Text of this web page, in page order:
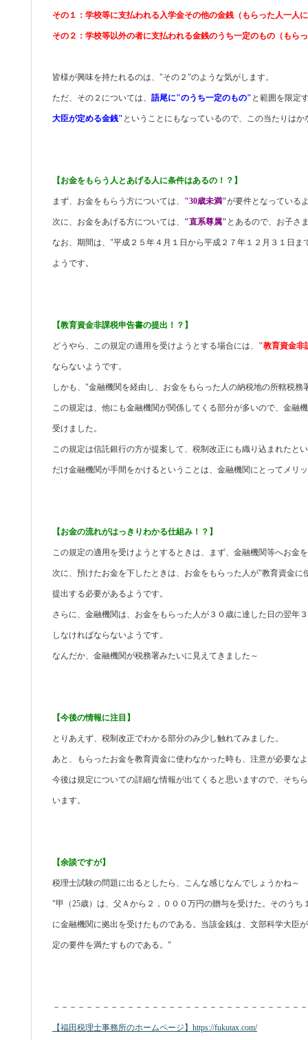
その１：学校等に支払われる入学金その他の金銭（もらった人一人
その２：学校等以外の者に支払われる金銭のうち一定のもの（もら
皆様が興味を持たれるのは、"その２"のような気がします。
ただ、その２については、 語尾に"のうち一定のもの" と範囲を限定
大臣が定める金銭" ということにもなっているので、この当たりは
【お金をもらう人とあげる人に条件はあるの！？】
まず、お金をもらう方については、 "30歳未満"が要件となっている
次に、お金をあげる方については、 "直系尊属" とあるので、お子さ
なお、期間は、"平成２５年４月１日から平成２７年１２月３１日
ようです。
【教育資金非課税申告書の提出！？】
どうやら、この規定の適用を受けようとする場合には、 "教育資金非
ならないようです。
しかも、"金融機関を経由し、お金をもらった人の納税地の所轄税務
この規定は、他にも金融機関が関係してくる部分が多いので、金融
受けました。
この規定は信託銀行の方が提案して、税制改正にも織り込まれたと
だけ金融機関が手間をかけるということは、金融機関にとってメリ
【お金の流れがはっきりわかる仕組み！？】
この規定の適用を受けようとするときは、まず、金融機関等へお金
次に、預けたお金を下したときは、お金をもらった人が"教育資金
提出する必要があるようです。
さらに、金融機関は、お金をもらった人が３０歳に達した日の翌年
しなければならないようです。
なんだか、金融機関が税務署みたいに見えてきました～
【今後の情報に注目】
とりあえず、税制改正でわかる部分のみ少し触れてみました。
あと、もらったお金を教育資金に使わなかった時も、注意が必要な
今後は規定についての詳細な情報が出てくると思いますので、そち
います。
【余談ですが】
税理士試験の問題に出るとしたら、こんな感じなんでしょうかね～
"甲（25歳）は、父Ａから２，０００万円の贈与を受けた。そのう
に金融機関に拠出を受けたものである。当該金銭は、文部科学大臣
定の要件を満たすものである。"
－－－－－－－－－－－－－－－－－－－－－－－－－－－－－－
【福田税理士事務所のホームページ】https://fukutax.com/